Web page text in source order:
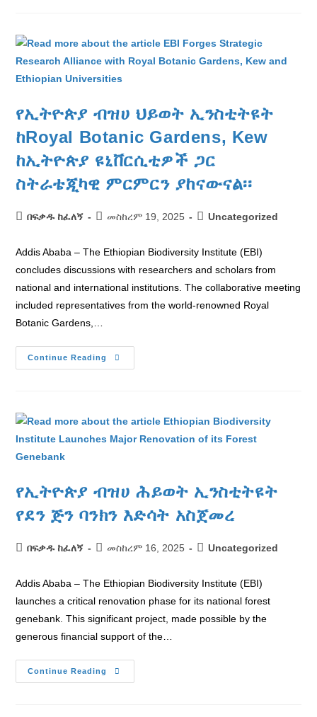
የኢትዮጵያ ብዝሀ ህይወት ኢንስቲትዩት
ከRoyal Botanic Gardens, Kew
ከኢትዮጵያ ዩኒቨርሲቲዎች ጋር
ስትራቴጂካዊ ምርምርን ያከናውናል፡፡
በፍቃዱ ከፈለኝ መስከረም 19, 2025 Uncategorized
Addis Ababa – The Ethiopian Biodiversity Institute (EBI)
concludes discussions with researchers and scholars from
national and international institutions. The collaborative meeting
included representatives from the world-renowned Royal
Botanic Gardens,…
Continue Reading
የኢትዮጵያ ብዝሀ ሕይወት ኢንስቲትዩት
የደን ጅን ባንክን እድሳት አስጀመረ
በፍቃዱ ከፈለኝ መስከረም 16, 2025 Uncategorized
Addis Ababa – The Ethiopian Biodiversity Institute (EBI)
launches a critical renovation phase for its national forest
genebank. This significant project, made possible by the
generous financial support of the…
Continue Reading